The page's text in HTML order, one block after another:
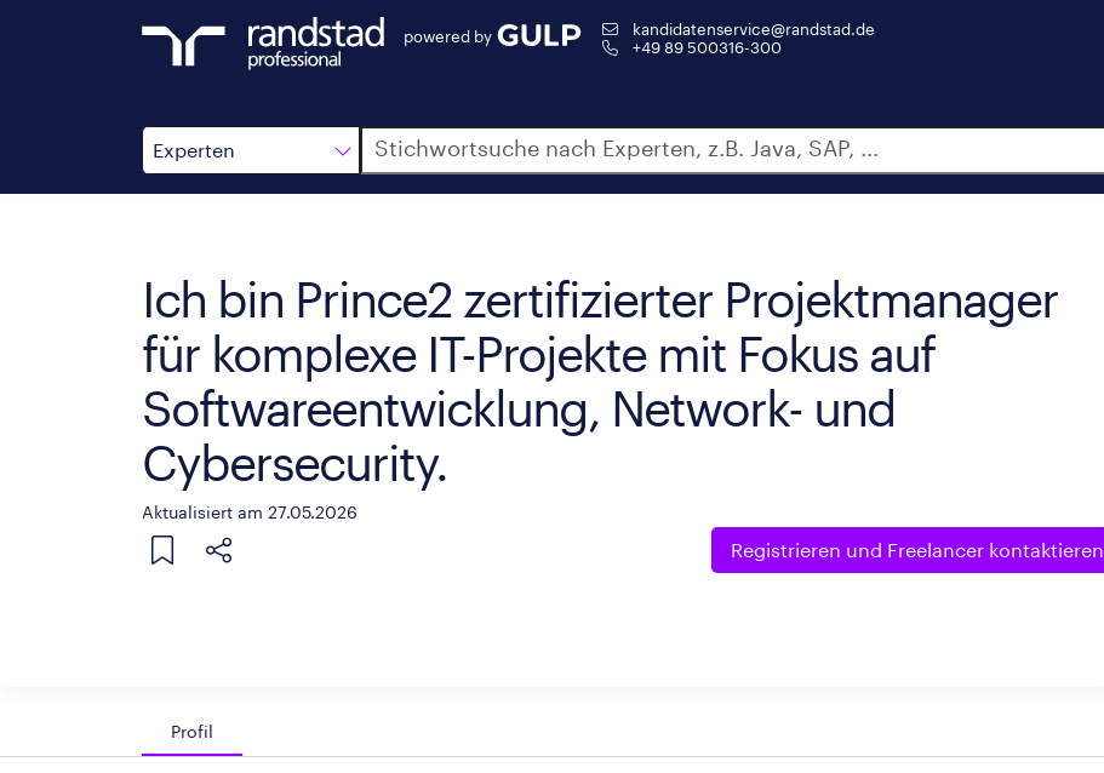
powered by
kandidatenservice@randstad.de
+49 89 500316-300
Experten
Suche
Ich bin Prince2 zertifizierter Projektmanager
für komplexe IT-Projekte mit Fokus auf
Softwareentwicklung, Network- und
Cybersecurity.
Aktualisiert am 27.05.2026
Registrieren und Freelancer kontaktieren
Profil